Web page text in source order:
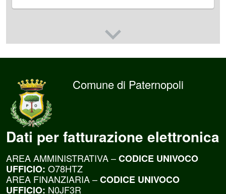
Comune di Paternopoli
Dati per fatturazione elettronica
AREA AMMINISTRATIVA –CODICE UNIVOCO
UFFICIO: O78HTZ
AREA FINANZIARIA –CODICE UNIVOCO
UFFICIO: N0JF3R